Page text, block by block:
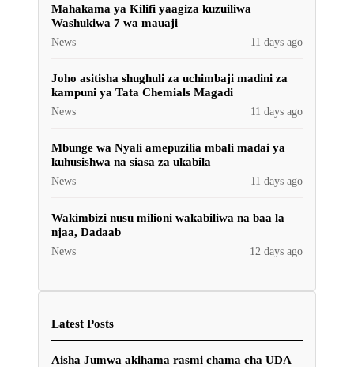
Mahakama ya Kilifi yaagiza kuzuiliwa
Washukiwa 7 wa mauaji
News 11 days ago
Joho asitisha shughuli za uchimbaji madini za
kampuni ya Tata Chemials Magadi
News 11 days ago
Mbunge wa Nyali amepuzilia mbali madai ya
kuhusishwa na siasa za ukabila
News 11 days ago
Wakimbizi nusu milioni wakabiliwa na baa la
njaa, Dadaab
News 12 days ago
Latest Posts
Aisha Jumwa akihama rasmi chama cha UDA